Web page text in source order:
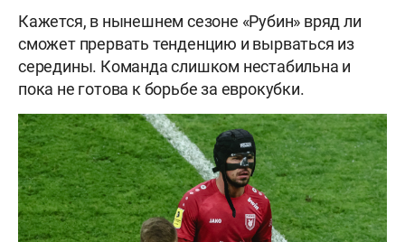
Кажется, в нынешнем сезоне «Рубин» вряд ли
сможет прервать тенденцию и вырваться из
середины. Команда слишком нестабильна и
пока не готова к борьбе за еврокубки.